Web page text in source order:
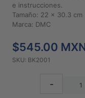
Diseños
e instrucciones.
Tamaño: 22 x 30.3 cm
Marca: DMC
$545.00
SKU: BK2001
-